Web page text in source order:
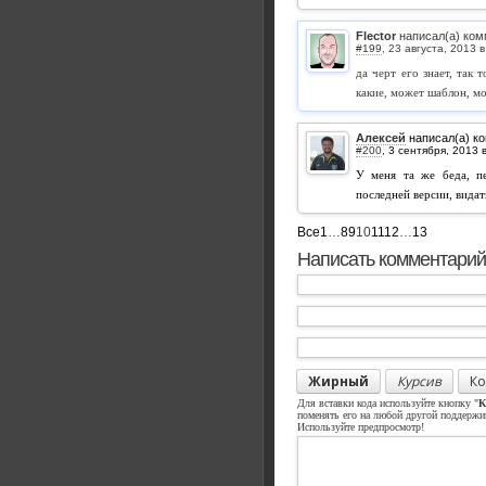
Flector написал(а)
#199
да черт его знает, так
какие, может шаблон,
Алексей написал(а)
#200
У меня та же беда,
последней версии,
Все1…89101112…13
Написать комментарий
Жирный Курсив
Для вставки кода используйте кнопку "
поменять его на любой другой
Используйте предпросмотр!